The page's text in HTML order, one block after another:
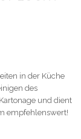
in der Küche
des
und dient
empfehlenswert!